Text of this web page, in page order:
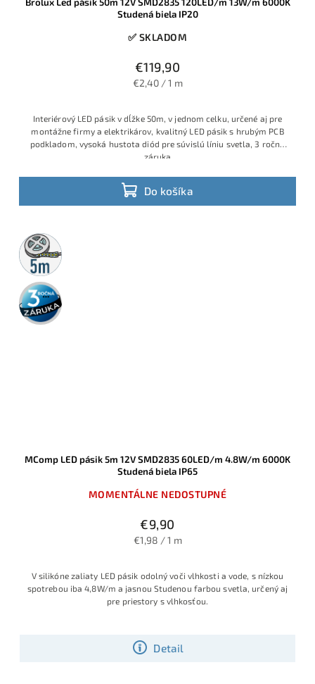
Studená biela IP20
✅ SKLADOM
€119,90
€2,40 / 1 m
Do košíka
Interiérový LED pásik v dĺžke 50m, v jednom celku, určené aj pre
montážne firmy a elektrikárov, kvalitný LED pásik s hrubým PCB
podkladom, vysoká hustota diód pre súvislú líniu svetla, 3 ročná
záruka
5m
rolka
3 roky
záruka
MComp LED pásik 5m 12V SMD2835 60LED/m 4.8W/m 6000K
Studená biela IP65
MOMENTÁLNE NEDOSTUPNÉ
€9,90
€1,98 / 1 m
Detail
V silikóne zaliaty LED pásik odolný voči vlhkosti a vode, s nízkou
spotrebou iba 4,8W/m a jasnou Studenou farbou svetla, určený aj
pre priestory s vlhkosťou.